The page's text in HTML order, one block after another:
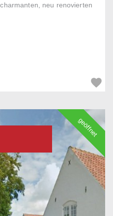
neu renovierten
geöffnet